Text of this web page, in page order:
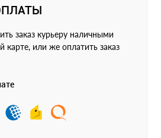
заказ курьеру наличными
карте, или же оплатить заказ